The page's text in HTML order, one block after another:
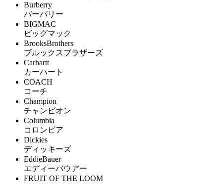
Burberry
バーバリー
BIGMAC
ビッグマック
BrooksBrothers
ブルックスブラザーズ
Carhartt
カーハート
COACH
コーチ
Champion
チャンピオン
Columbia
コロンビア
Dickies
ディッキーズ
EddieBauer
エディーバウアー
FRUIT OF THE LOOM